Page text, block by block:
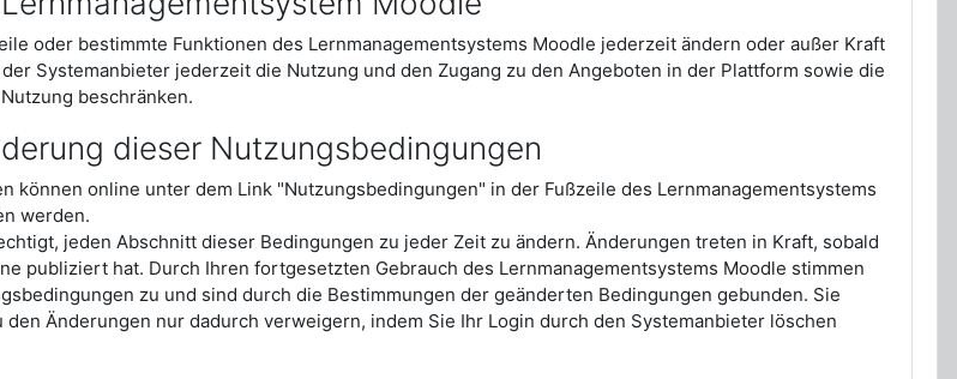
oder bestimmte Funktionen des Lernmanagementsystems Moodle jederzeit ändern oder außer Kraft
Systemanbieter jederzeit die Nutzung und den Zugang zu den Angeboten in der Plattform sowie die
beschränken.
dieser Nutzungsbedingungen
können online unter dem Link "Nutzungsbedingungen" in der Fußzeile des Lernmanagementsystems
werden.
jeden Abschnitt dieser Bedingungen zu jeder Zeit zu ändern. Änderungen treten in Kraft, sobald
publiziert hat. Durch Ihren fortgesetzten Gebrauch des Lernmanagementsystems Moodle stimmen
zu und sind durch die Bestimmungen der geänderten Bedingungen gebunden. Sie
den Änderungen nur dadurch verweigern, indem Sie Ihr Login durch den Systemanbieter löschen